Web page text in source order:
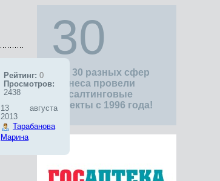
30
Для 30 разных сфер
бизнеса провели
консалтинговые
проекты с 1996 года!
Рейтинг: 0
Просмотров:
2438
13 августа
2013
Тарабанова
Марина